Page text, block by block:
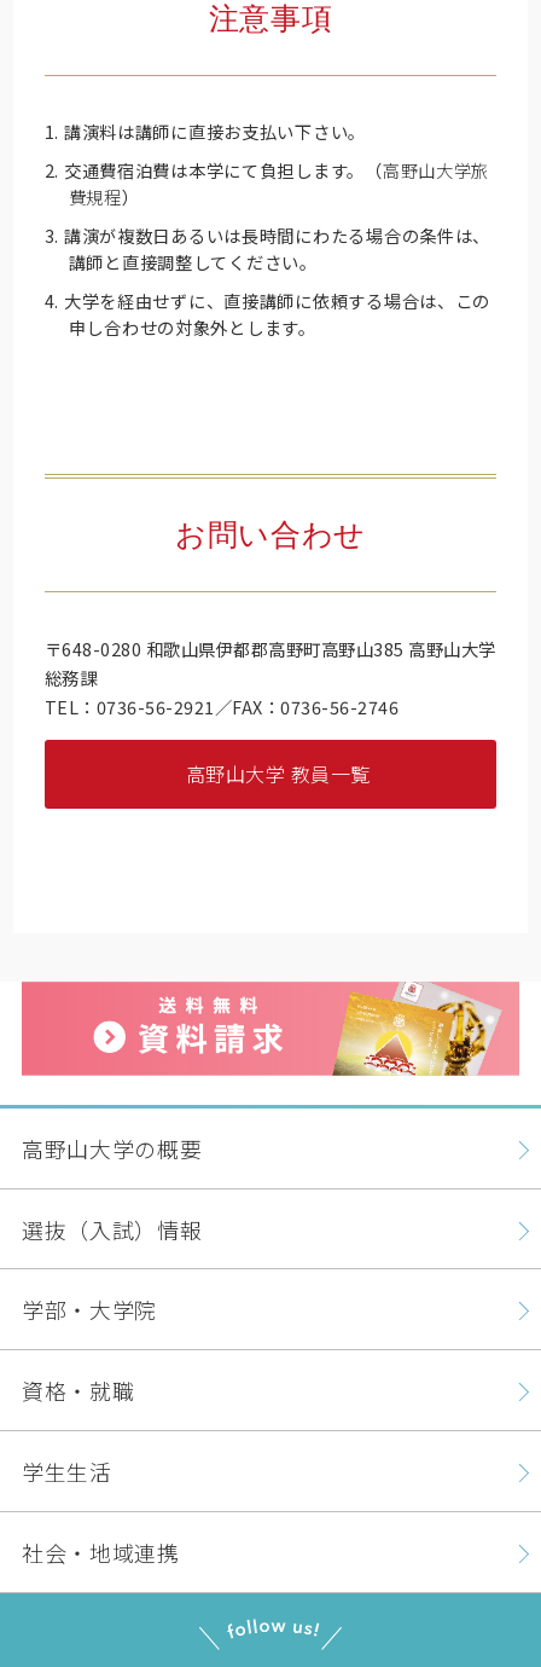
注意事項
講演料は講師に直接お支払い下さい。
交通費宿泊費は本学にて負担します。（高野山大学旅
費規程）
講演が複数日あるいは長時間にわたる場合の条件は、
講師と直接調整してください。
大学を経由せずに、直接講師に依頼する場合は、この
申し合わせの対象外とします。
お問い合わせ
〒648-0280 和歌山県伊都郡高野町高野山385 高野山大学
総務課
TEL：0736-56-2921／FAX：0736-56-2746
高野山大学 教員一覧
高野山大学の概要
選抜（入試）情報
学部・大学院
資格・就職
学生生活
社会・地域連携